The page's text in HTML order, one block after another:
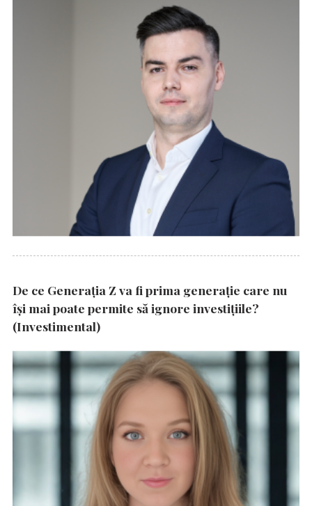
De ce Generația Z va fi prima generație care nu
își mai poate permite să ignore investițiile?
(Investimental)